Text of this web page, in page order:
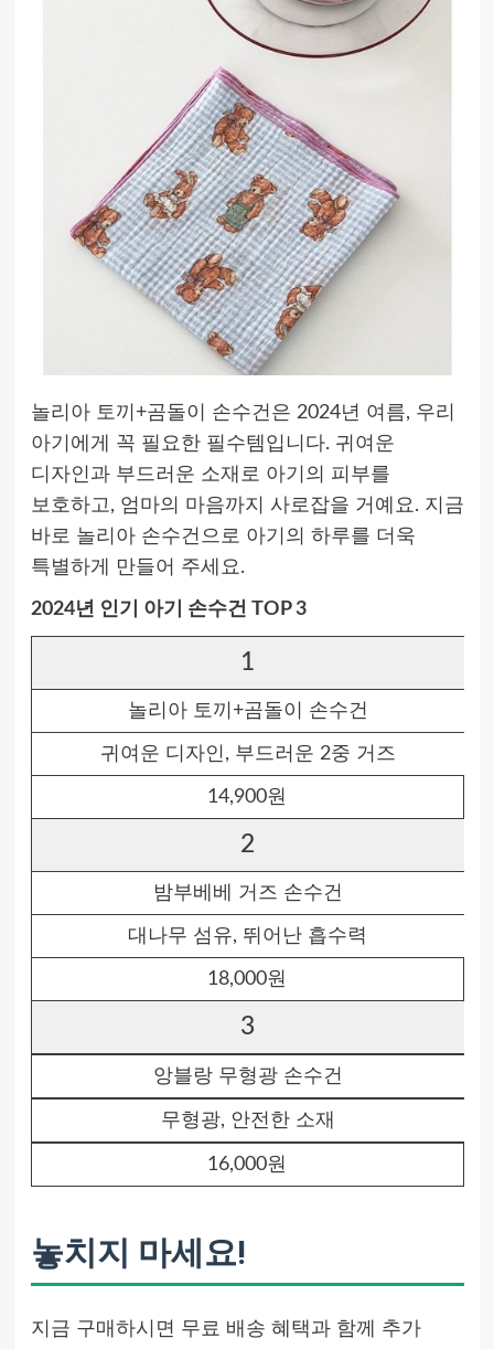
놀리아 토끼+곰돌이 손수건은 2024년 여름, 우리
아기에게 꼭 필요한 필수템입니다. 귀여운
디자인과 부드러운 소재로 아기의 피부를
보호하고, 엄마의 마음까지 사로잡을 거예요. 지금
바로 놀리아 손수건으로 아기의 하루를 더욱
특별하게 만들어 주세요.
2024년 인기 아기 손수건 TOP 3
1
놀리아 토끼+곰돌이 손수건
귀여운 디자인, 부드러운 2중 거즈
14,900원
2
밤부베베 거즈 손수건
대나무 섬유, 뛰어난 흡수력
18,000원
3
앙블랑 무형광 손수건
무형광, 안전한 소재
16,000원
놓치지 마세요!
지금 구매하시면 무료 배송 혜택과 함께 추가